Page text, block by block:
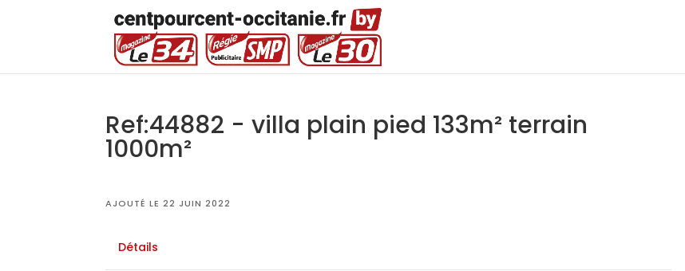
Ref:44882 - villa plain pied 133m² terrain
1000m²
AJOUTÉ LE 22 JUIN 2022
Détails